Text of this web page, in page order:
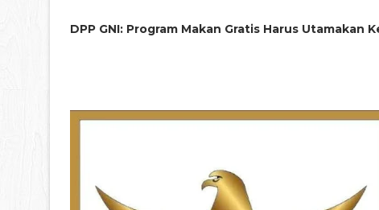
DPP GNI: Program Makan Gratis Harus Utamakan